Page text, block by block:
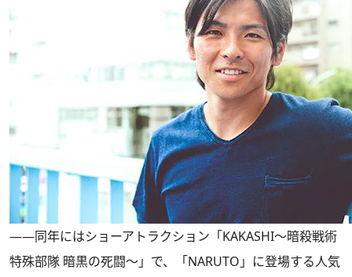
――同年にはショーアトラクション「KAKASHI～暗殺戦術
特殊部隊 暗黒の死闘～」で、「NARUTO」に登場する人気